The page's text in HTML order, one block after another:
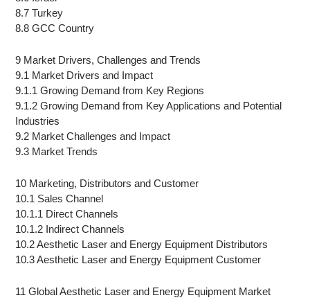
8.7 Turkey
8.8 GCC Country
9 Market Drivers, Challenges and Trends
9.1 Market Drivers and Impact
9.1.1 Growing Demand from Key Regions
9.1.2 Growing Demand from Key Applications and Potential
Industries
9.2 Market Challenges and Impact
9.3 Market Trends
10 Marketing, Distributors and Customer
10.1 Sales Channel
10.1.1 Direct Channels
10.1.2 Indirect Channels
10.2 Aesthetic Laser and Energy Equipment Distributors
10.3 Aesthetic Laser and Energy Equipment Customer
11 Global Aesthetic Laser and Energy Equipment Market